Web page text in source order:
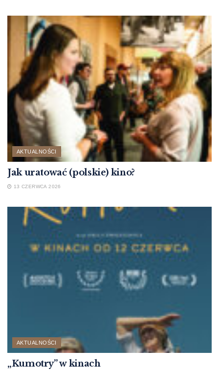
AKTUALNOŚCI
Jak uratować (polskie) kino?
13 CZERWCA 2026
AKTUALNOŚCI
„Kumotry” w kinach